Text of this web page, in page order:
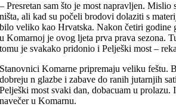
– Presretan sam što je most napravljen. Mislio
ništa, ali kad su počeli brodovi dolaziti s
bilo veliko kao Hrvatska. Nakon četiri godine
u Komarnoj je ovog ljeta prva prava sezona.
tomu je svakako pridonio i Pelješki most –
Stanovnici Komarne pripremaju veliku feštu.
dobreju n glazbe i zabave do ranih jutarnjih
Pelješki most svaki dan, dobacuam u prolazu.
navečer u Komarnu.